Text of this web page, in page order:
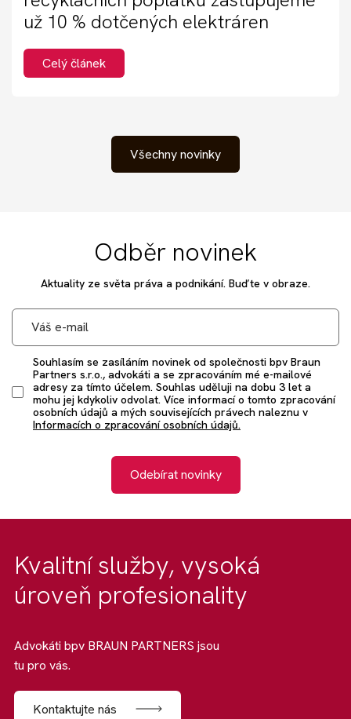
už 10 % dotčených elektráren
Celý článek
Všechny novinky
Odběr novinek
Aktuality ze světa práva a podnikání. Buďte v obraze.
Souhlasím se zasíláním novinek od společnosti bpv Braun
Partners s.r.o., advokáti a se zpracováním mé e-mailové
adresy za tímto účelem. Souhlas uděluji na dobu 3 let a
mohu jej kdykoliv odvolat. Více informací o tomto zpracování
osobních údajů a mých souvisejících právech naleznu v
Informacích o zpracování osobních údajů.
Odebírat novinky
Kvalitní služby, vysoká
úroveň profesionality
Advokáti bpv BRAUN PARTNERS jsou
tu pro vás.
Kontaktujte nás